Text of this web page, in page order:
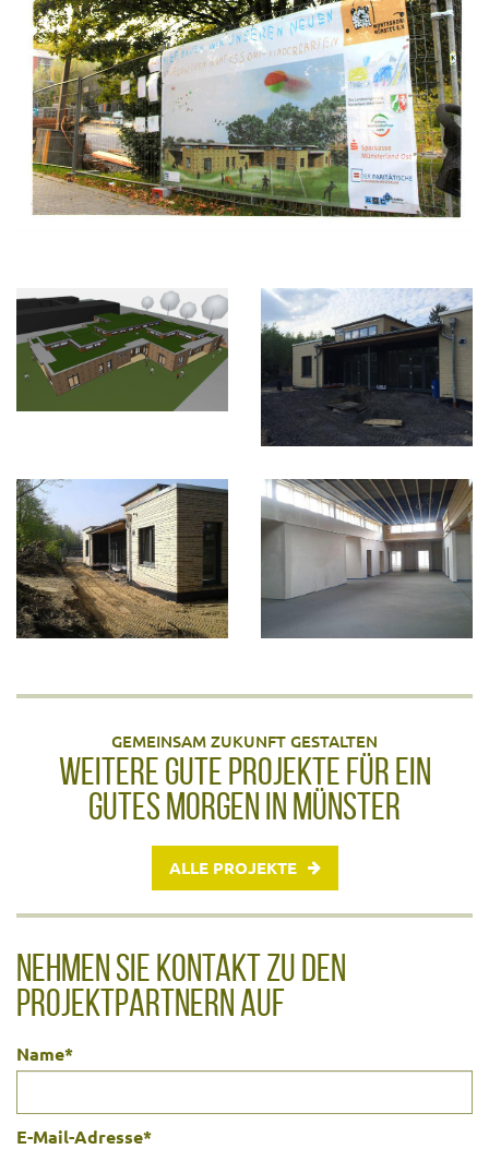
GEMEINSAM ZUKUNFT GESTALTEN
WEITERE GUTE PROJEKTE FÜR EIN
GUTES MORGEN IN MÜNSTER
ALLE PROJEKTE
NEHMEN SIE KONTAKT ZU DEN
PROJEKTPARTNERN AUF
Name*
E-Mail-Adresse*